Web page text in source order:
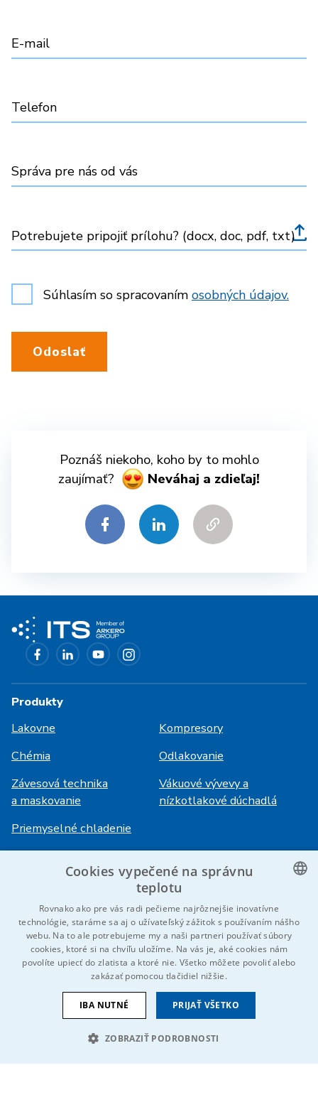
E-mail
Telefon
Správa pre nás od vás
Potrebujete pripojiť prílohu? (docx, doc, pdf, txt)
Súhlasím so spracovaním osobných údajov.
Odoslať
Poznáš niekoho, koho by to mohlo
zaujímať?
Neváhaj a zdieľaj!
Produkty
Lakovne
Kompresory
Chémia
Odlakovanie
Závesová technika
a maskovanie
Vákuové vývevy a
nízkotlakové dúchadlá
Priemyselné chladenie
Kariéra
Referencie
Kontaktujte nás
Prihlásenie
HiVision
Technické listy
© 2026 IDEAL-Trade Service, spol. s r.o.
VOP
Ochrana osobných údajov Cookies
Oznámenie EU
CZECH
GERMAN
Cookies vypečené na správnu
teplotu
Rovnako ako pre vás radi pečieme najrôznejšie inovatívne
technológie, staráme sa aj o užívateľský zážitok s používaním nášho
webu. Na to ale potrebujeme my a naši partneri používať súbory
cookies, ktoré si na chvíľu uložíme. Na vás je, aké cookies nám
povolíte upiecť do zlatista a ktoré nie. Všetko môžete povoliť alebo
zakázať pomocou tlačidiel nižšie.
PRIJAŤ VŠETKO
IBA NUTNÉ
ZOBRAZIŤ PODROBNOSTI